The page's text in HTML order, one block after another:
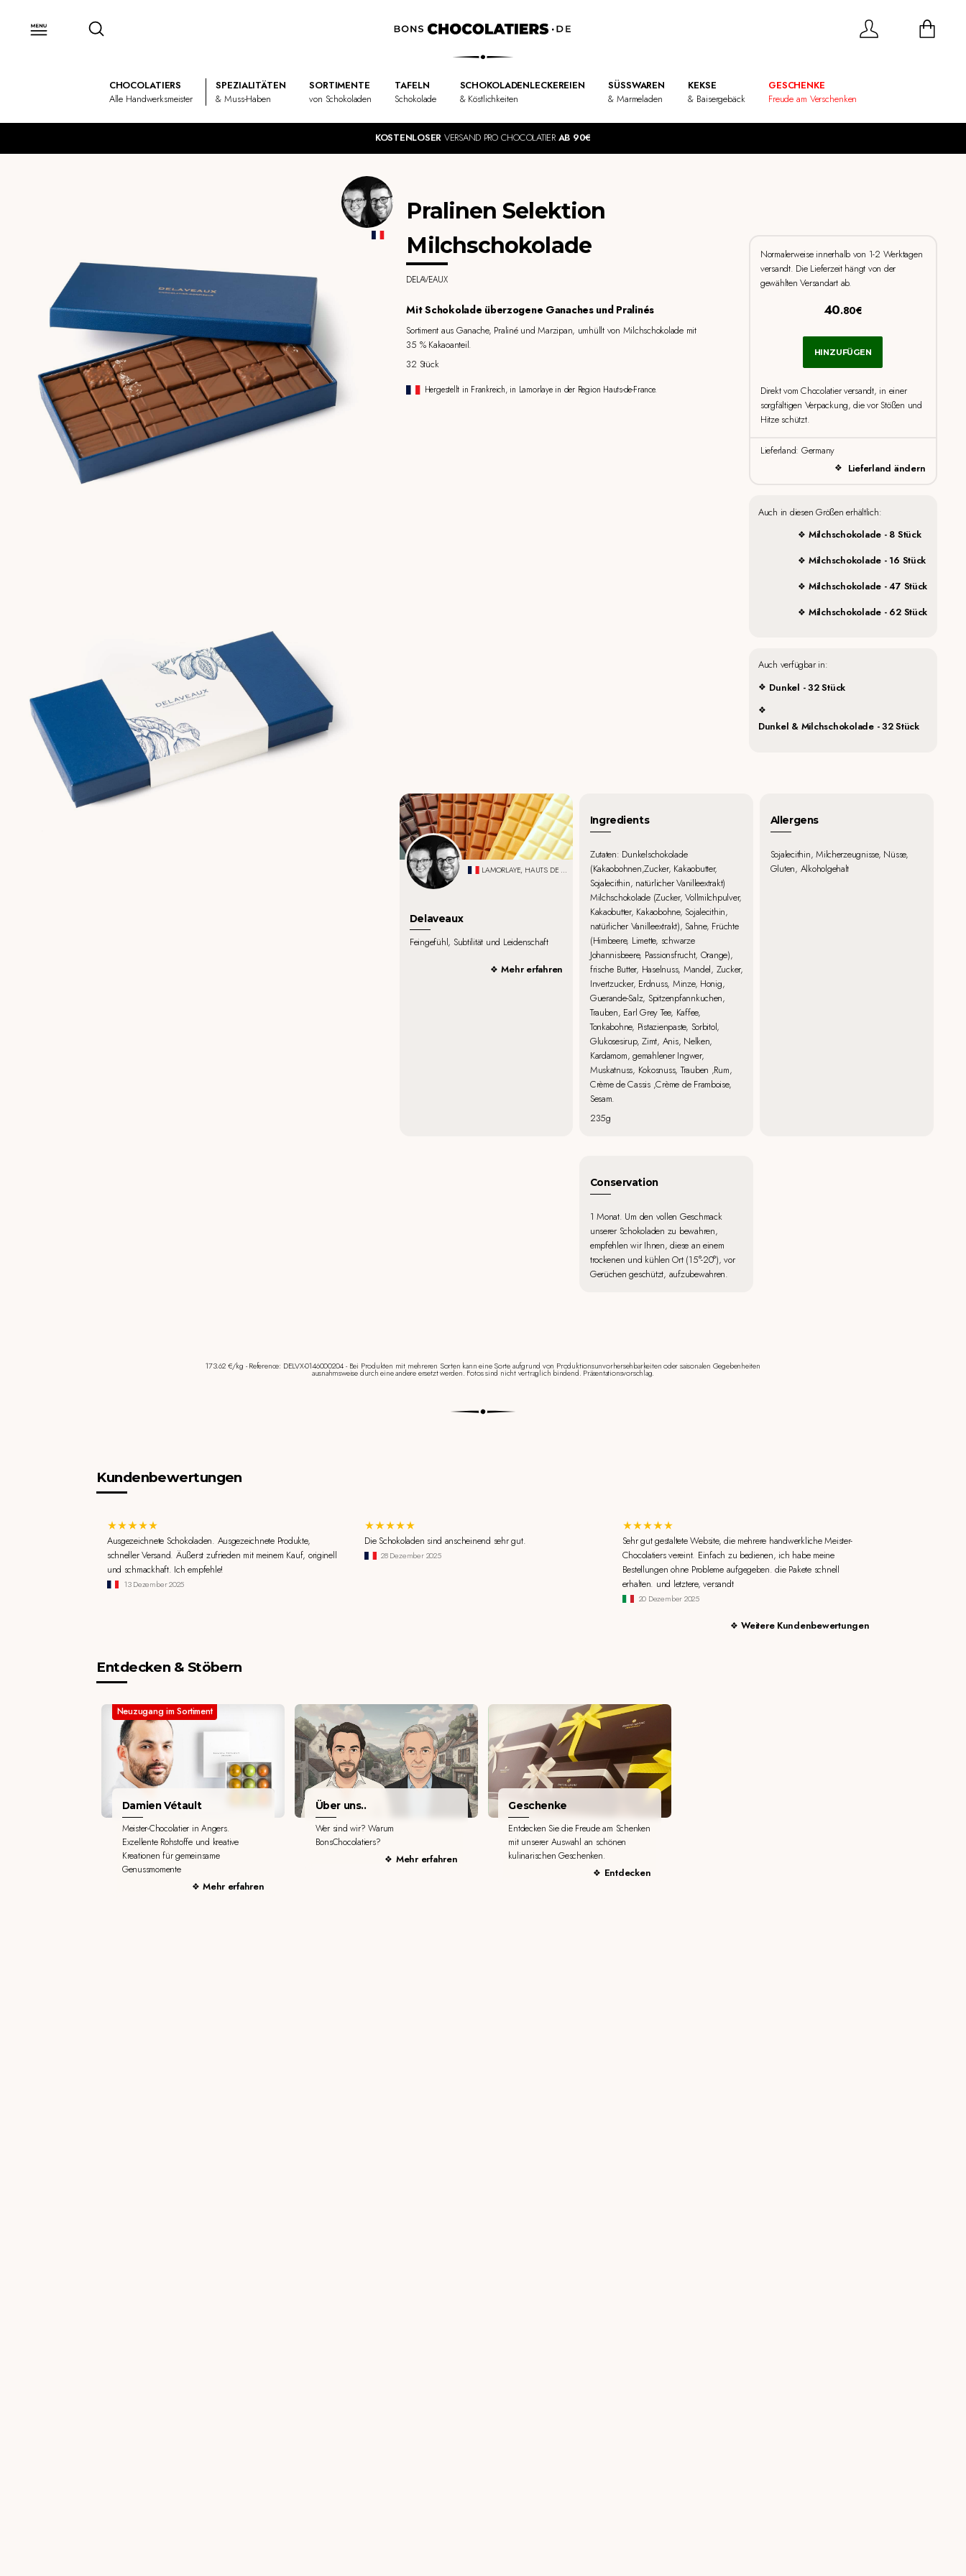
CHOCOLATIERS
Alle Handwerksmeister
SPEZIALITÄTEN
& Muss-Haben
SORTIMENTE
von Schokoladen
TAFELN
Schokolade
SCHOKOLADENLECKEREIEN
& Köstlichkeiten
SÜSSWAREN
& Marmeladen
KEKSE
& Baisergebäck
GESCHENKE
Freude am Verschenken
KOSTENLOSER VERSAND PRO CHOCOLATIER AB 90€
Pralinen Selektion
Milchschokolade
DELAVEAUX
Mit Schokolade überzogene Ganaches und Pralinés
Sortiment aus Ganache, Praliné und Marzipan, umhüllt von Milchschokolade mit
35 % Kakaoanteil.
32 Stück
Hergestellt in Frankreich, in Lamorlaye in der Region Hauts-de-France.
Normalerweise innerhalb von 1-2 Werktagen
versandt. Die Lieferzeit hängt von der
gewählten Versandart ab.
40.80€
HINZUFÜGEN
Direkt vom Chocolatier versandt, in einer
sorgfältigen Verpackung, die vor Stößen und
Hitze schützt.
Lieferland: Germany
Lieferland ändern
Auch in diesen Größen erhältlich:
Milchschokolade - 8 Stück
Milchschokolade - 16 Stück
Milchschokolade - 47 Stück
Milchschokolade - 62 Stück
Auch verfügbar in:
Dunkel - 32 Stück
Dunkel & Milchschokolade - 32 Stück
LAMORLAYE, HAUTS DE FRANCE
Delaveaux
Feingefühl, Subtilität und Leidenschaft
Mehr erfahren
Ingredients
Zutaten: Dunkelschokolade
(Kakaobohnen,Zucker, Kakaobutter,
Sojalecithin, natürlicher Vanilleextrakt)
Milchschokolade (Zucker, Vollmilchpulver,
Kakaobutter, Kakaobohne, Sojalecithin,
natürlicher Vanilleextrakt), Sahne, Früchte
(Himbeere, Limette, schwarze
Johannisbeere, Passionsfrucht, Orange),
frische Butter, Haselnuss, Mandel, Zucker,
Invertzucker, Erdnuss, Minze, Honig,
Guerande-Salz, Spitzenpfannkuchen,
Trauben, Earl Grey Tee, Kaffee,
Tonkabohne, Pistazienpaste, Sorbitol,
Glukosesirup, Zimt, Anis, Nelken,
Kardamom, gemahlener Ingwer,
Muskatnuss, Kokosnuss, Trauben ,Rum,
Crème de Cassis ,Crème de Framboise,
Sesam.
235g
Allergens
Sojalecithin, Milcherzeugnisse, Nüsse,
Gluten, Alkoholgehalt
Conservation
1 Monat. Um den vollen Geschmack
unserer Schokoladen zu bewahren,
empfehlen wir Ihnen, diese an einem
trockenen und kühlen Ort (15°-20°), vor
Gerüchen geschützt, aufzubewahren.
173.62 €/kg - Reference: DELVX-0146000204 - Bei Produkten mit mehreren Sorten kann eine Sorte aufgrund von Produktionsunvorhersehbarkeiten oder saisonalen Gegebenheiten
ausnahmsweise durch eine andere ersetzt werden. Fotos sind nicht vertraglich bindend. Präsentationsvorschlag.
Kundenbewertungen
Ausgezeichnete Schokoladen. Ausgezeichnete Produkte,
schneller Versand. Äußerst zufrieden mit meinem Kauf, originell
und schmackhaft. Ich empfehle!
13 Dezember 2025
Die Schokoladen sind anscheinend sehr gut.
28 Dezember 2025
Sehr gut gestaltete Website, die mehrere handwerkliche Meister-
Chocolatiers vereint. Einfach zu bedienen, ich habe meine
Bestellungen ohne Probleme aufgegeben. die Pakete schnell
erhalten. und letztere, versandt
20 Dezember 2025
Weitere Kundenbewertungen
Entdecken & Stöbern
Neuzugang im Sortiment
Damien Vétault
Meister-Chocolatier in Angers.
Exzellente Rohstoffe und kreative
Kreationen für gemeinsame
Genussmomente
Mehr erfahren
Über uns..
Wer sind wir? Warum
BonsChocolatiers?
Mehr erfahren
Geschenke
Entdecken Sie die Freude am Schenken
mit unserer Auswahl an schönen
kulinarischen Geschenken.
Entdecken